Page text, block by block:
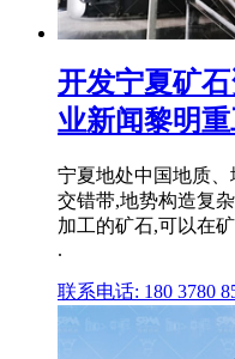
开发宁夏矿
业新闻黎明
宁夏地处中国地质
交错带,地势构造复
加工的矿石,可以在
.
联系电话: 180 3780